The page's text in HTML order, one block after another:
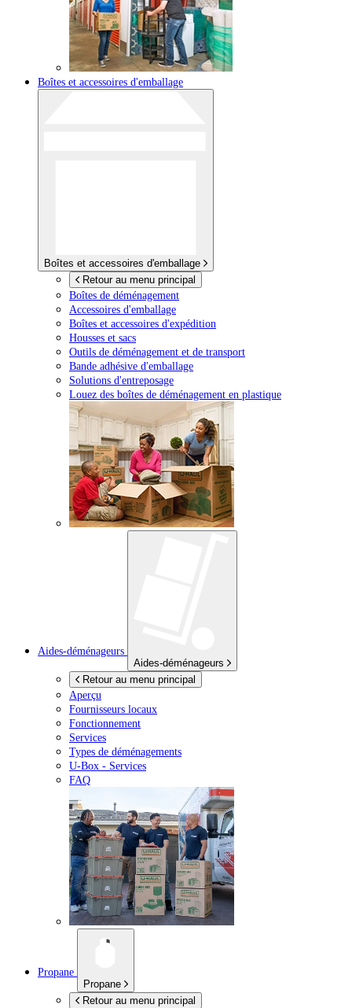
Boîtes et accessoires d'emballage
Boîtes et accessoires d'emballage
Retour au menu principal
Boîtes de déménagement
Accessoires d'emballage
Boîtes et accessoires d'expédition
Housses et sacs
Outils de déménagement et de transport
Bande adhésive d'emballage
Solutions d'entreposage
Louez des boîtes de déménagement en plastique
Aides-déménageurs
Aides-déménageurs
Retour au menu principal
Aperçu
Fournisseurs locaux
Fonctionnement
Services
Types de déménagements
U-Box - Services
FAQ
Propane
Propane
Retour au menu principal